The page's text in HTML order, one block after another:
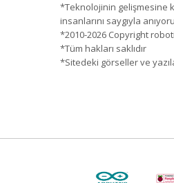
*Teknolojinin gelişmesine
insanlarını saygıyla
*2010-2026 Copyright
*Tüm hakları saklıdır
*Sitedeki görseller ve